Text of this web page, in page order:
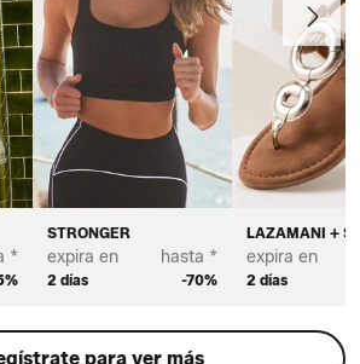
*
STRONGER
expira en
2 días
hasta *
-70%
LAZAMANI +
expira en
2 días
para ver más